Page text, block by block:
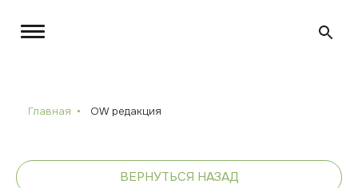
Главная ОW редакция
ВЕРНУТЬСЯ НАЗАД